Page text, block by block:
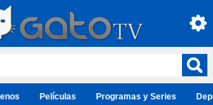
Películas Programas y Series